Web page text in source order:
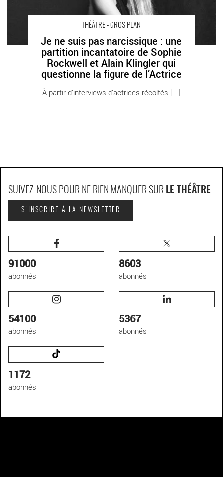
THÉÂTRE - GROS PLAN
Je ne suis pas narcissique : une
partition incantatoire de Sophie
Rockwell et Alain Klingler qui
questionne la figure de l’Actrice
À partir d’interviews d’actrices récoltés [...]
SUIVEZ-NOUS POUR NE RIEN MANQUER SUR LE THÉÂTRE
S'INSCRIRE À LA NEWSLETTER
91000
abonnés
8603
abonnés
54100
abonnés
5367
abonnés
1172
abonnés